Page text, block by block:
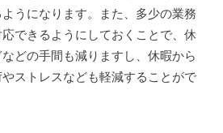
うになります。また、多少の業務
できるようにしておくことで、休
どの手間も減りますし、休暇から
ストレスなども軽減することがで